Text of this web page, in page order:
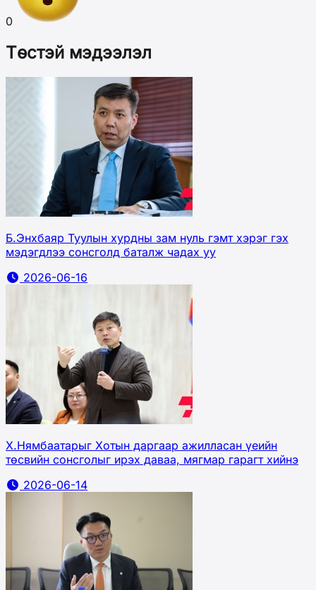
0
Төстэй мэдээлэл
Б.Энхбаяр Туулын хурдны зам нуль гэмт хэрэг гэх
мэдэгдлээ сонсголд баталж чадах уу
2026-06-16
Х.Нямбаатарыг Хотын даргаар ажилласан үеийн
төсвийн сонсголыг ирэх даваа, мягмар гарагт хийнэ
2026-06-14